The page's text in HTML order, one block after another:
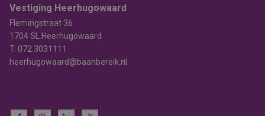
Vestiging Heerhugowaard
Flemingstraat 36
1704 SL Heerhugowaard
T. 072 3031111
heerhugowaard@baanbereik.nl